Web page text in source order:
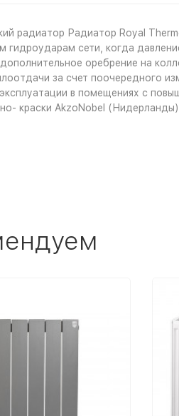
радиатор Радиатор Royal
гидроударам сети, когда
оребрение на
за счет поочередного
в помещениях с
краски AkzoNobel